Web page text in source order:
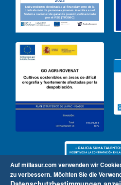
Auf millasur.com verwenden wir
zu verbessern. Möchten Sie die